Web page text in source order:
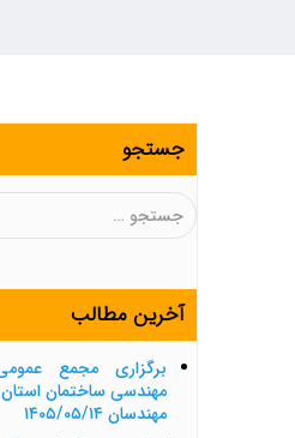
جستجو
جستجو
آخرین مطالب
برگزاری مجمع
مهندسان ۱۴۰۵/۰۵/۱۴